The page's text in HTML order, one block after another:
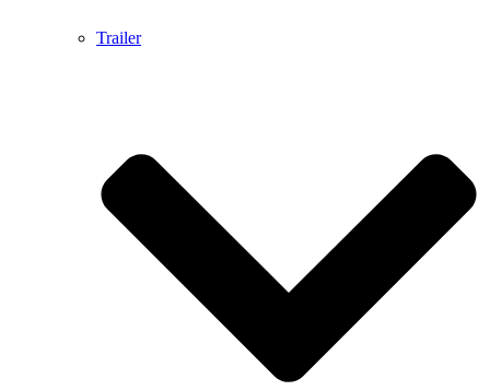
Trailer